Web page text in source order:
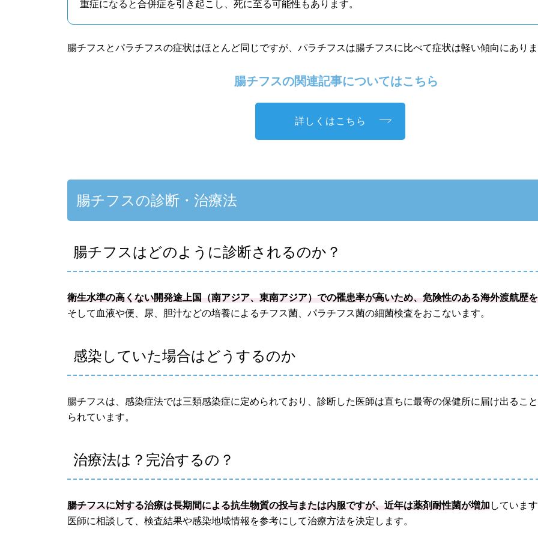
重症になると合併症を引き起こし、死に至る可能性もあります。
腸チフスとパラチフスの症状はほとんど同じですが、パラチフスは腸チフスに比べて症状は軽い傾向にあり
腸チフスの関連記事についてはこちら
詳しくはこちら
腸チフスの診断・治療法
腸チフスはどのように診断されるのか？
衛生水準の高くない開発途上国（南アジア、東南アジア）での罹患率が高いため、危険性のある海外渡航歴
そして血液や便、尿、胆汁などの培養によるチフス菌、パラチフス菌の細菌検査をおこないます。
感染していた場合はどうするのか
腸チフスは、感染症法では三類感染症に定められており、診断した医師は直ちに最寄の保健所に届け出るこ
られています。
治療法は？完治するの？
腸チフスに対する治療は長期間による抗生物質の投与または内服ですが、近年は薬剤耐性菌が増加 していま
医師に相談して、検査結果や感染地域情報を参考にして治療方法を決定します。